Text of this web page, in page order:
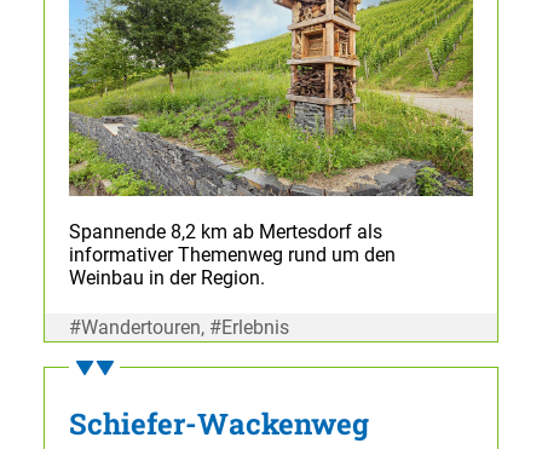
Spannende 8,2 km ab Mertesdorf als
informativer Themenweg rund um den
Weinbau in der Region.
#Wandertouren, #Erlebnis
Schiefer-Wackenweg